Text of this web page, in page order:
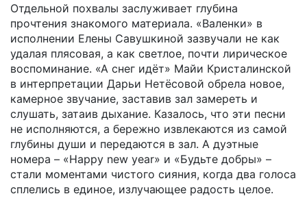
Отдельной похвалы заслуживает глубина
прочтения знакомого материала. «Валенки» в
исполнении Елены Савушкиной зазвучали не как
удалая плясовая, а как светлое, почти лирическое
воспоминание. «А снег идёт» Майи Кристалинской
в интерпретации Дарьи Нетёсовой обрела новое,
камерное звучание, заставив зал замереть и
слушать, затаив дыхание. Казалось, что эти песни
не исполняются, а бережно извлекаются из самой
глубины души и передаются в зал. А дуэтные
номера – «Happy new year» и «Будьте добры» –
стали моментами чистого сияния, когда два голоса
сплелись в единое, излучающее радость целое.